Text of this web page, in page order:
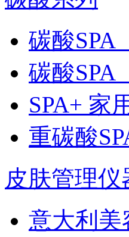
碳酸SPA
碳酸SPA
SPA+ 家
重碳酸
皮肤管理仪
意大利美